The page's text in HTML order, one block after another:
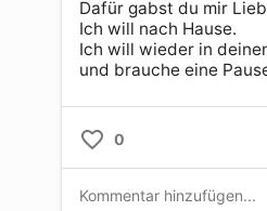
Dafür gabst du mir
Ich will nach Hause.
Ich will wieder in
und brauche eine
0